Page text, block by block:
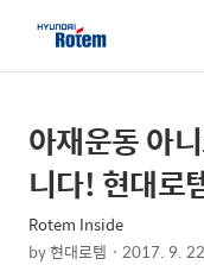
상
세
텐
본
제
목
아재운동 아
니다! 현대로
Rotem Inside
by현대로템 2017. 9.